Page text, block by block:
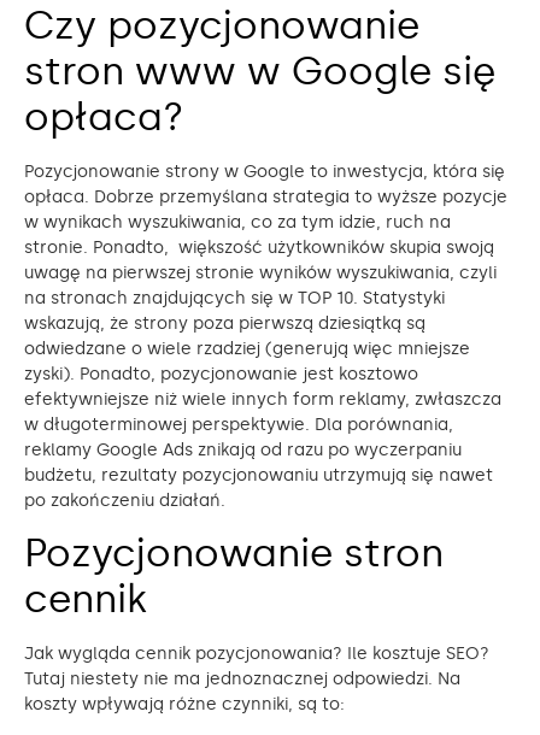
Czy pozycjonowanie
stron www w Google się
opłaca?
Pozycjonowanie strony w Google to inwestycja, która się
opłaca. Dobrze przemyślana strategia to wyższe pozycje
w wynikach wyszukiwania, co za tym idzie, ruch na
stronie. Ponadto, większość użytkowników skupia swoją
uwagę na pierwszej stronie wyników wyszukiwania, czyli
na stronach znajdujących się w TOP 10. Statystyki
wskazują, że strony poza pierwszą dziesiątką są
odwiedzane o wiele rzadziej (generują więc mniejsze
zyski). Ponadto, pozycjonowanie jest kosztowo
efektywniejsze niż wiele innych form reklamy, zwłaszcza
w długoterminowej perspektywie. Dla porównania,
reklamy Google Ads znikają od razu po wyczerpaniu
budżetu, rezultaty pozycjonowaniu utrzymują się nawet
po zakończeniu działań.
Pozycjonowanie stron
cennik
Jak wygląda cennik pozycjonowania? Ile kosztuje SEO?
Tutaj niestety nie ma jednoznacznej odpowiedzi. Na
koszty wpływają różne czynniki, są to: